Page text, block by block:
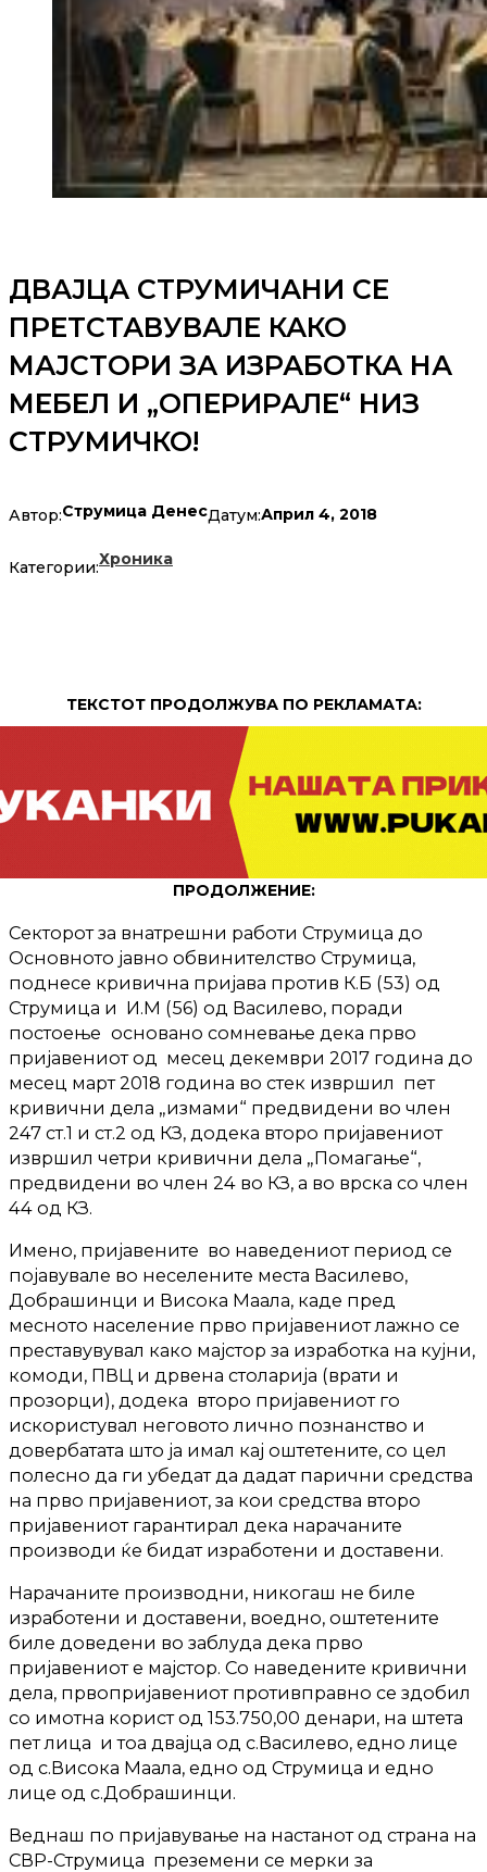
ДВАЈЦА СТРУМИЧАНИ СЕ
ПРЕТСТАВУВАЛЕ КАКО
МАЈСТОРИ ЗА ИЗРАБОТКА НА
МЕБЕЛ И „ОПЕРИРАЛЕ“ НИЗ
СТРУМИЧКО!
Автор:Струмица ДенесДатум:Април 4, 2018
Категории:Хроника
ТЕКСТОТ ПРОДОЛЖУВА ПО РЕКЛАМАТА:
ПРОДОЛЖЕНИЕ:
Секторот за внатрешни работи Струмица до
Основното јавно обвинителство Струмица,
поднесе кривична пријава против К.Б (53) од
Струмица и И.М (56) од Василево, поради
постоење основано сомневање дека прво
пријавениот од месец декември 2017 година до
месец март 2018 година во стек извршил пет
кривични дела „измами“ предвидени во член
247 ст.1 и ст.2 од КЗ, додека второ пријавениот
извршил четри кривични дела „Помагање“,
предвидени во член 24 во КЗ, а во врска со член
44 од КЗ.
Имено, пријавените во наведениот период се
појавувале во неселените места Василево,
Добрашинци и Висока Маала, каде пред
месното население прво пријавениот лажно се
преставувувал како мајстор за изработка на кујни,
комоди, ПВЦ и дрвена столарија (врати и
прозорци), додека второ пријавениот го
искористувал неговото лично познанство и
довербатата што ја имал кај оштетените, со цел
полесно да ги убедат да дадат парични средства
на прво пријавениот, за кои средства второ
пријавениот гарантирал дека нарачаните
производи ќе бидат изработени и доставени.
Нарачаните производни, никогаш не биле
изработени и доставени, воедно, оштетените
биле доведени во заблуда дека прво
пријавениот е мајстор. Со наведените кривични
дела, првопријавениот противправно се здобил
со имотна корист од 153.750,00 денари, на штета
пет лица и тоа двајца од с.Василево, едно лице
од с.Висока Маала, едно од Струмица и едно
лице од с.Добрашинци.
Веднаш по пријавување на настанот од страна на
СВР-Струмица преземени се мерки за